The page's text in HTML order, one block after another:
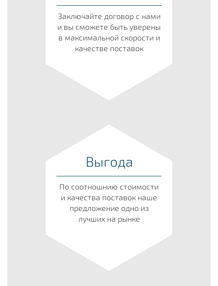
Заключайте договор с нами
и вы сможете быть уверены
в максимальной скорости и
качестве поставок
Выгода
По соотношнию стоимости
и качества поставок наше
предложение одно из
лучших на рынке